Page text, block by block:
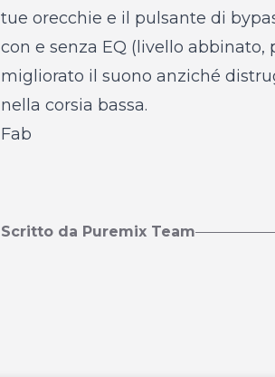
tue orecchie e il pulsante di
con e senza EQ (livello
migliorato il suono anziché
nella corsia bassa.
Fab
Scritto da Puremix Team